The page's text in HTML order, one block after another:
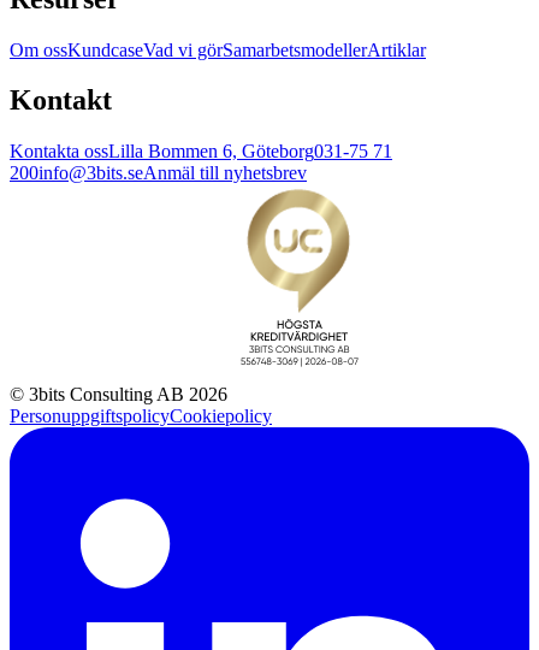
Om ossKundcaseVad vi görSamarbetsmodellerArtiklar
Kontakt
Kontakta ossLilla Bommen 6, Göteborg031-75 71
200info@3bits.seAnmäl till nyhetsbrev
© 3bits Consulting AB 2026
PersonuppgiftspolicyCookiepolicy